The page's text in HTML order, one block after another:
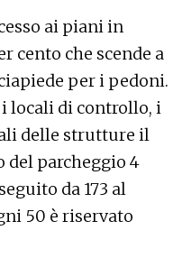
ai piani in
cento che scende a
per i pedoni.
i locali di controllo, i
delle strutture il
del parcheggio 4
da 173 al
50 è riservato